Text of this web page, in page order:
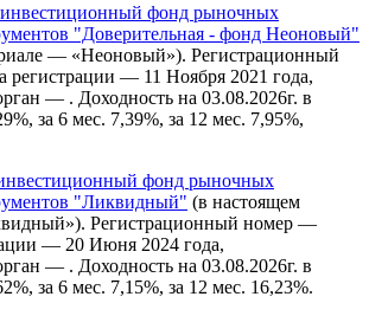
фонд рыночных
"Доверительная - фонд Неоновый"
— «Неоновый»). Регистрационный
регистрации — 11 Ноября 2021 года,
— . Доходность на 03.08.2026г. в
за 6 мес. 7,39%, за 12 мес. 7,95%,
фонд рыночных
"Ликвидный" (в настоящем
Регистрационный номер —
— 20 Июня 2024 года,
— . Доходность на 03.08.2026г. в
за 6 мес. 7,15%, за 12 мес. 16,23%.